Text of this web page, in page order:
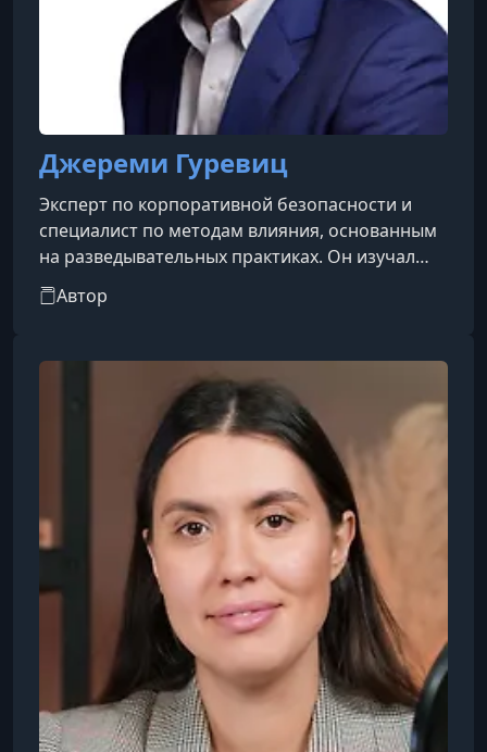
Джереми Гуревиц
Эксперт по корпоративной безопасности и
специалист по методам влияния, основанным
на разведывательных практиках. Он изучал
техники, используемые оперативниками таких
служб, как ЦРУ и ФБР, в течение десяти лет и
применения в бизнесе и повседневной
коммуникации, помогая организациям и
влиятельным людям выстраивать
эффективные процессы взаимодействия и
защиты. Его книга «Convince Like a Spy» (в
переводе примерно «Убеж
Автор